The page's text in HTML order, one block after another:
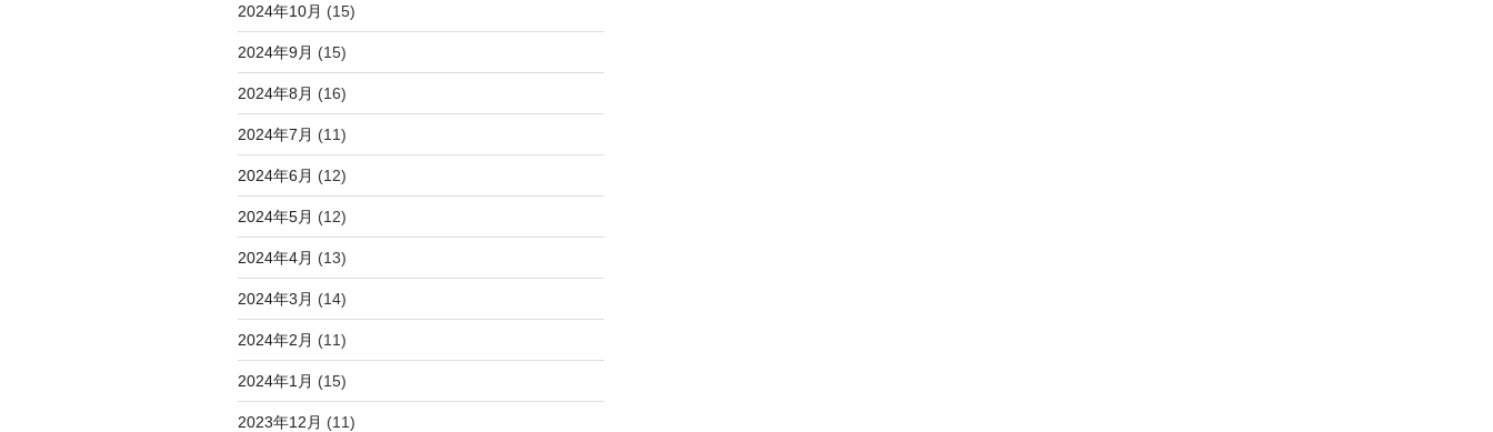
2024年10月 (15)
2024年9月 (15)
2024年8月 (16)
2024年7月 (11)
2024年6月 (12)
2024年5月 (12)
2024年4月 (13)
2024年3月 (14)
2024年2月 (11)
2024年1月 (15)
2023年12月 (11)